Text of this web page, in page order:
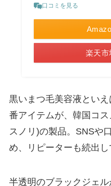
口コミを見る
楽天市
黒いまつ毛美容液とい
番アイテムが、韓国コ
スノリ)の製品。SNSや
め、リピーターも続出し
半透明のブラックジェ